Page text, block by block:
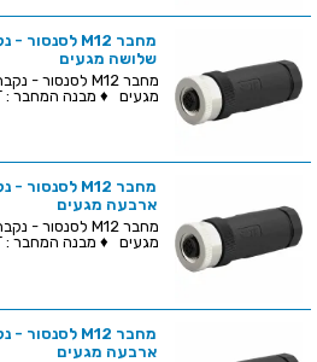
שלושה מגעים
מגעים ♦ מבנה המחבר : STRAIGHT CABLE MOUNT ...
ארבעה מגעים
מגעים ♦ מבנה המחבר : STRAIGHT CABLE MOUNT ...
ארבעה מגעים